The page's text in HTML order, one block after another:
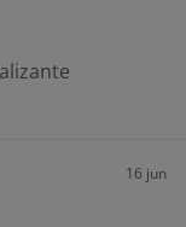
16 jun